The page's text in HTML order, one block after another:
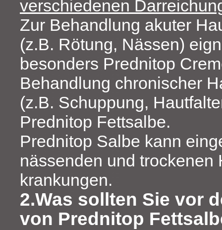
verschiedenen
Zur Behandlung akuter
(z.B. Rötung, Nässen)
besonders Prednitop
Behandlung chronischer
(z.B. Schuppung,
Prednitop Fettsalbe.
Prednitop Salbe kann
nässenden und
krankungen.
2.Was sollten Sie vor
von Prednitop